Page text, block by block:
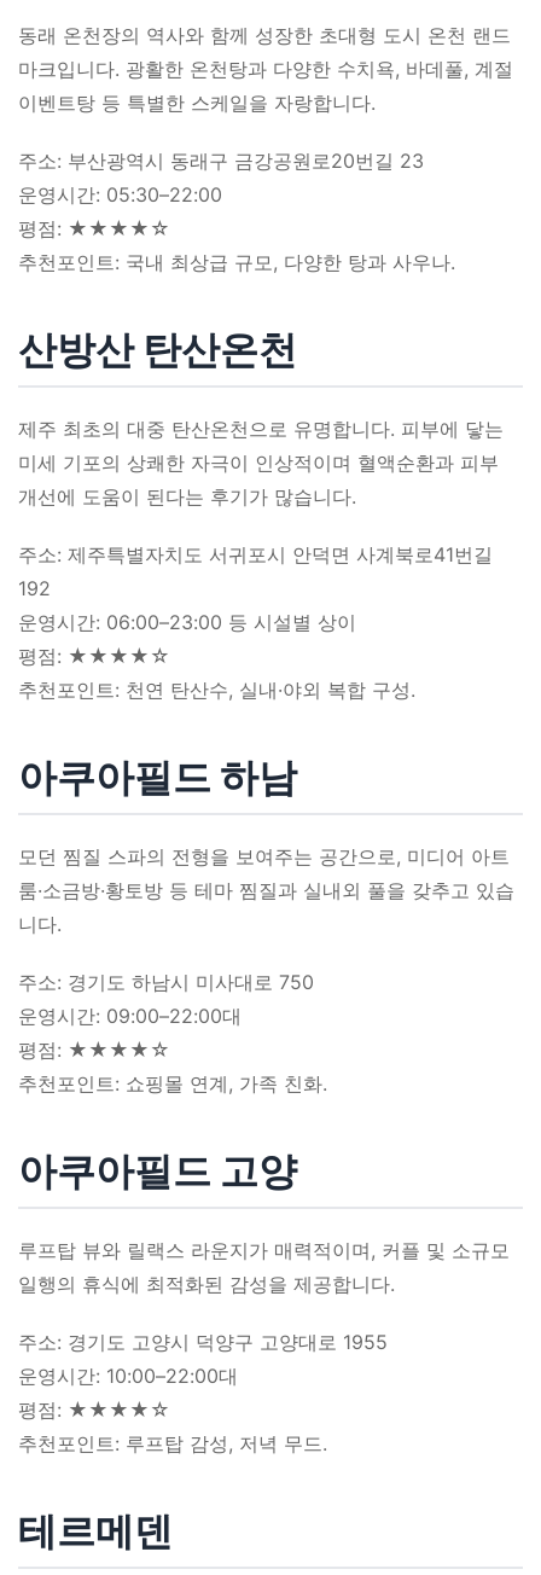
동래 온천장의 역사와 함께 성장한 초대형 도시 온천 랜드
마크입니다. 광활한 온천탕과 다양한 수치욕, 바데풀, 계절
이벤트탕 등 특별한 스케일을 자랑합니다.
주소: 부산광역시 동래구 금강공원로20번길 23
운영시간: 05:30–22:00
평점: ★★★★☆
추천포인트: 국내 최상급 규모, 다양한 탕과 사우나.
산방산 탄산온천
제주 최초의 대중 탄산온천으로 유명합니다. 피부에 닿는
미세 기포의 상쾌한 자극이 인상적이며 혈액순환과 피부
개선에 도움이 된다는 후기가 많습니다.
주소: 제주특별자치도 서귀포시 안덕면 사계북로41번길
192
운영시간: 06:00–23:00 등 시설별 상이
평점: ★★★★☆
추천포인트: 천연 탄산수, 실내·야외 복합 구성.
아쿠아필드 하남
모던 찜질 스파의 전형을 보여주는 공간으로, 미디어 아트
룸·소금방·황토방 등 테마 찜질과 실내외 풀을 갖추고 있습
니다.
주소: 경기도 하남시 미사대로 750
운영시간: 09:00–22:00대
평점: ★★★★☆
추천포인트: 쇼핑몰 연계, 가족 친화.
아쿠아필드 고양
루프탑 뷰와 릴랙스 라운지가 매력적이며, 커플 및 소규모
일행의 휴식에 최적화된 감성을 제공합니다.
주소: 경기도 고양시 덕양구 고양대로 1955
운영시간: 10:00–22:00대
평점: ★★★★☆
추천포인트: 루프탑 감성, 저녁 무드.
테르메덴